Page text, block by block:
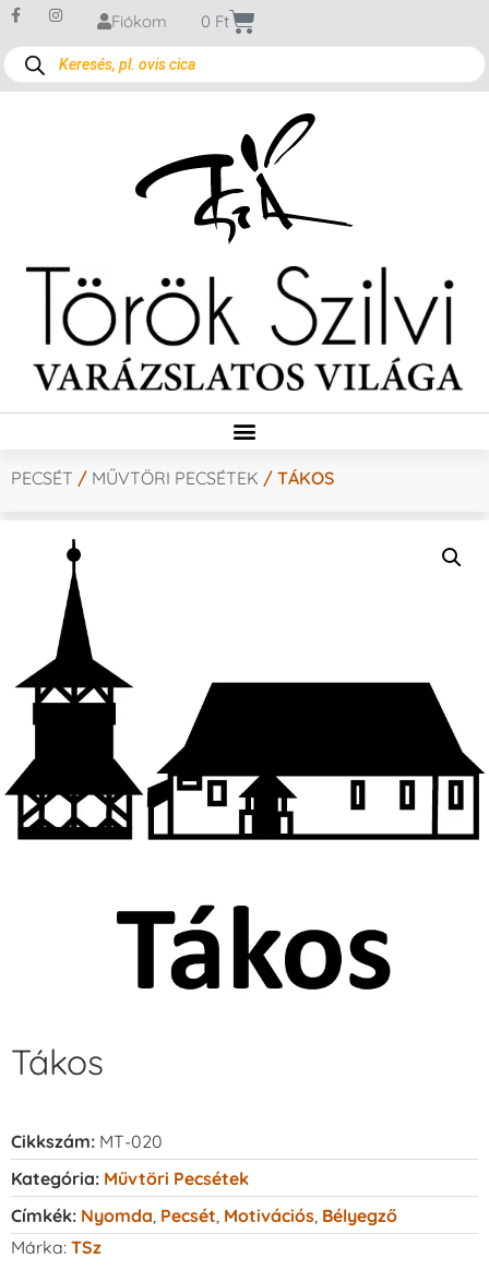
Fiókom 0 Ft
PECSÉT / MŰVTÖRI PECSÉTEK / TÁKOS
Tákos
Cikkszám: MT-020
Kategória: Művtöri Pecsétek
Címkék: Nyomda Pecsét Motivációs Bélyegző
Márka: TSz